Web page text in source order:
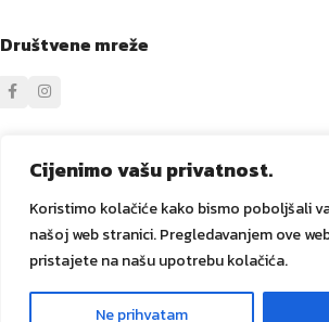
Cijenimo vašu privatnost.
Koristimo kolačiće kako bismo poboljšali
našoj web stranici. Pregledavanjem ove
pristajete na našu upotrebu kolačića.
Ne prihvatam
Društvene mreže
Sve prava zadržanaGANIKIDA D.O.O.
Laminat
Boardwalk20,50 80